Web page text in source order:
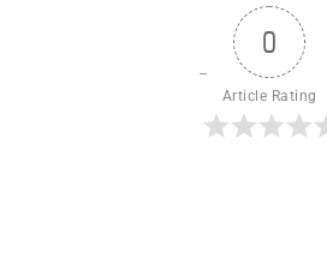
0
Article Rating